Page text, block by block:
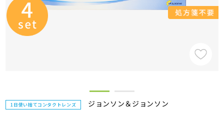
1日使い捨てコンタクトレンズ ジョンソン＆ジョンソン